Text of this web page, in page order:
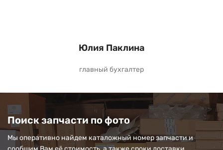
Юлия Паклина
главный бухгалтер
Поиск запчасти по фото
Мы оперативно найдем каталожный номер запчасти и